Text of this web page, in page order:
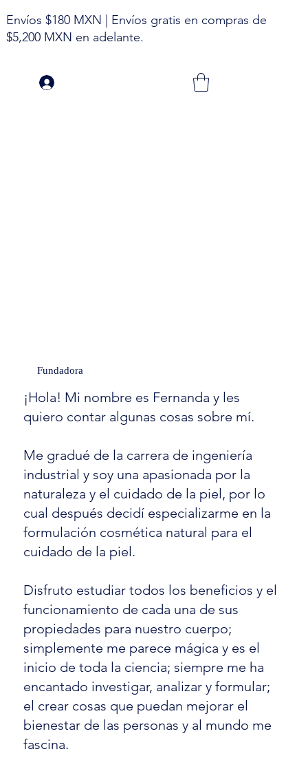
Envíos $180 MXN | Envíos gratis en compras de
$5,200 MXN en adelante.
Fundadora
¡Hola! Mi nombre es Fernanda y les
quiero contar algunas cosas sobre mí.
Me gradué de la carrera de ingeniería
industrial y soy una apasionada por la
naturaleza y el cuidado de la piel, por lo
cual después decidí especializarme en la
formulación cosmética natural para el
cuidado de la piel.
Disfruto estudiar todos los beneficios y el
funcionamiento de cada una de sus
propiedades para nuestro cuerpo;
simplemente me parece mágica y es el
inicio de toda la ciencia; siempre me ha
encantado investigar, analizar y formular;
el crear cosas que puedan mejorar el
bienestar de las personas y al mundo me
fascina.